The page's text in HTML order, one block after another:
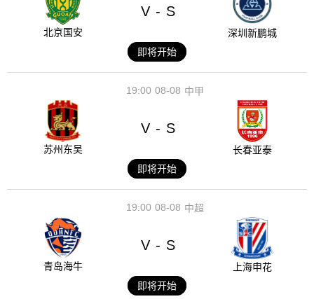
北京国安
V - S
深圳新鹏城
即将开始
08-08
19:00 中甲
苏州东吴
V - S
长春亚泰
即将开始
08-08
19:00 中超
青岛海牛
V - S
上海申花
即将开始